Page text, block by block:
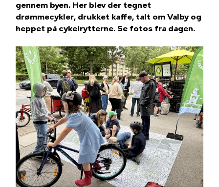
gennem byen. Her blev der tegnet
drømmecykler, drukket kaffe, talt om Valby og
heppet på cykelrytterne. Se fotos fra dagen.